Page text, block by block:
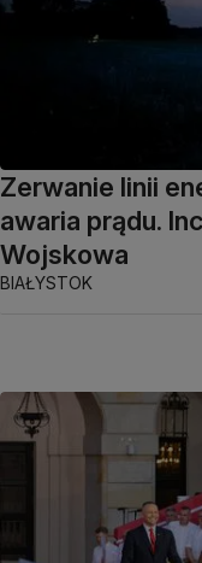
Zerwanie linii
awaria prądu.
Wojskowa
BIAŁYSTOK